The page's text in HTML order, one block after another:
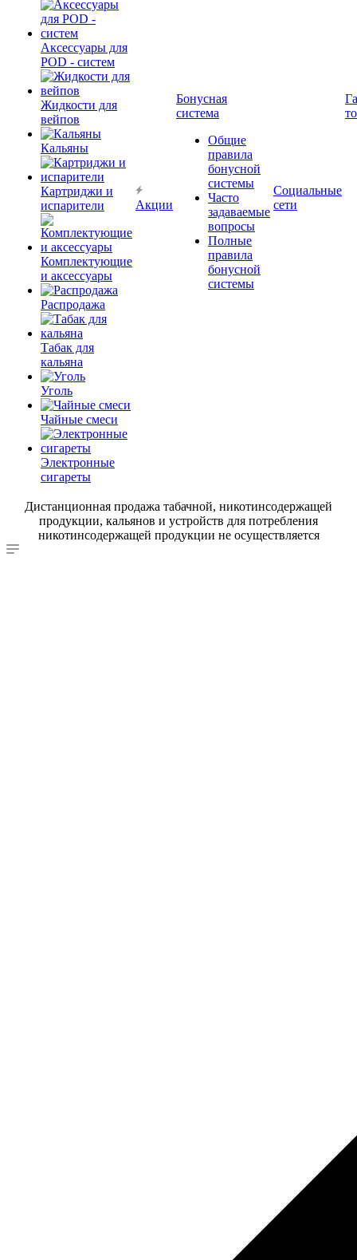
Аксессуары для
POD - систем
Жидкости для
вейпов
Кальяны
Картриджи и
испарители
Комплектующие
и аксессуары
Распродажа
Табак для
кальяна
Уголь
Чайные смеси
Электронные
сигареты
Акции
Бонусная
система
Общие
правила
бонусной
системы
Часто
задаваемые
вопросы
Полные
правила
бонусной
системы
Социальные
сети
Дистанционная продажа табачной, никотинсодержащей
продукции, кальянов и устройств для потребления
никотинсодержащей продукции не осуществляется